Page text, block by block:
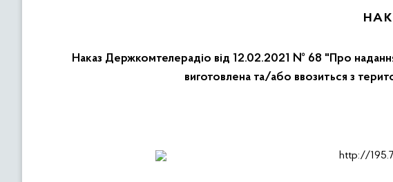
Наказ Держкомтелерадіо від 12.02.2021 № 68 "Про
виготовлена та/або ввозиться з